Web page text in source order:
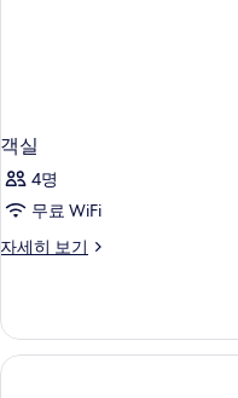
객실
4명
무료 WiFi
자세히 보기
객
히
보
기